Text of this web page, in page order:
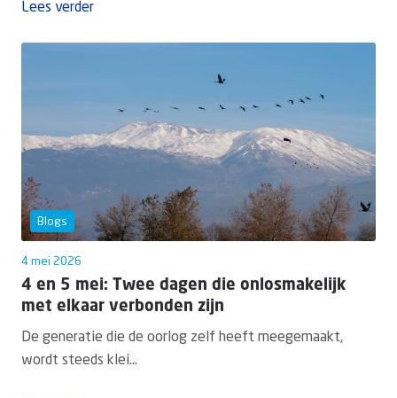
Lees verder
Blogs
4 mei 2026
4 en 5 mei: Twee dagen die onlosmakelijk
met elkaar verbonden zijn
De generatie die de oorlog zelf heeft meegemaakt,
wordt steeds klei...